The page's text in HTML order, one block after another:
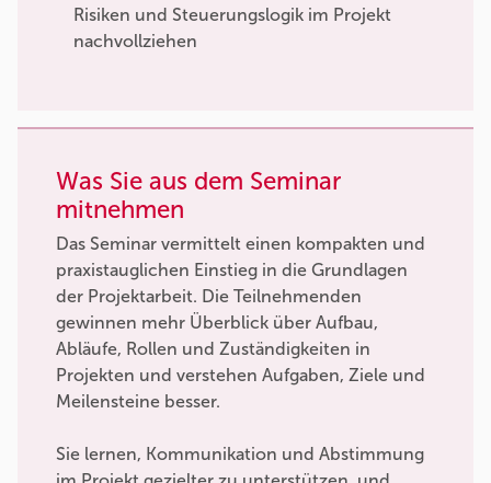
Risiken und Steuerungslogik im Projekt
nachvollziehen
Was Sie aus dem Seminar
mitnehmen
Das Seminar vermittelt einen kompakten und
praxistauglichen Einstieg in die Grundlagen
der Projektarbeit. Die Teilnehmenden
gewinnen mehr Überblick über Aufbau,
Abläufe, Rollen und Zuständigkeiten in
Projekten und verstehen Aufgaben, Ziele und
Meilensteine besser.
Sie lernen, Kommunikation und Abstimmung